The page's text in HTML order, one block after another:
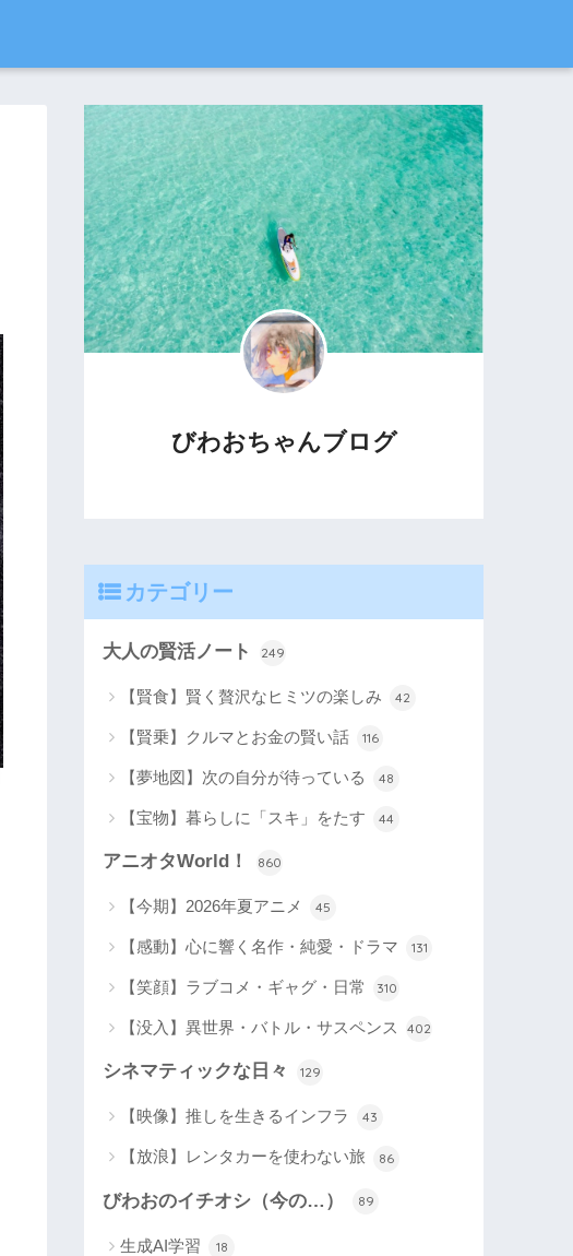
びわおちゃんブログ
カテゴリー
大人の賢活ノート 249
【賢食】賢く贅沢なヒミツの楽しみ 42
【賢乗】クルマとお金の賢い話 116
【夢地図】次の自分が待っている 48
【宝物】暮らしに「スキ」をたす 44
アニオタWorld！ 860
【今期】2026年夏アニメ 45
【感動】心に響く名作・純愛・ドラマ 131
【笑顔】ラブコメ・ギャグ・日常 310
【没入】異世界・バトル・サスペンス 402
シネマティックな日々 129
【映像】推しを生きるインフラ 43
【放浪】レンタカーを使わない旅 86
びわおのイチオシ（今の…） 89
生成AI学習 18